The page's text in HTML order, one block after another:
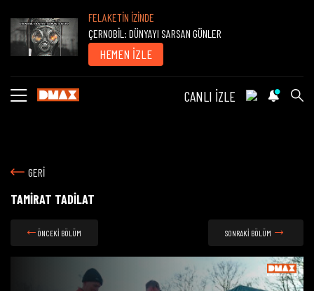
FELAKETİN İZİNDE
ÇERNOBİL: DÜNYAYI SARSAN GÜNLER
HEMEN İZLE
CANLI İZLE
GERİ
TAMİRAT TADİLAT
ÖNCEKİ BÖLÜM SONRAKİ BÖLÜM